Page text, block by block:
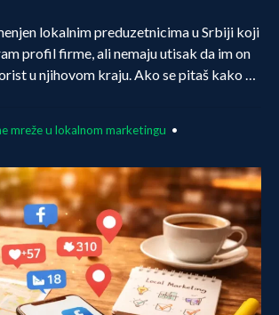
lokalnim preduzetnicima u Srbiji koji
profil firme, ali nemaju utisak da im on
u njihovom kraju. Ako se pitaš kako …
mreže u lokalnom marketingu •